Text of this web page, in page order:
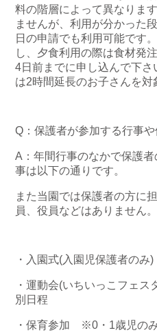
料の階層によって異なりま
ませんが、利用が分かった
日の申請でも利用可能です
し、夕食利用の際は食材発
4日前までに申し込んで下
は2時間延長のお子さんを対
Q：保護者が参加する行事
A：年間行事のなかで保護
事は以下の通りです。
また当園では保護者の方に
員、役員などはありません。
・入園式(入園児保護者のみ)
・運動会(いちいっこフェ
別日程
・保育参加 ※0・1歳児の